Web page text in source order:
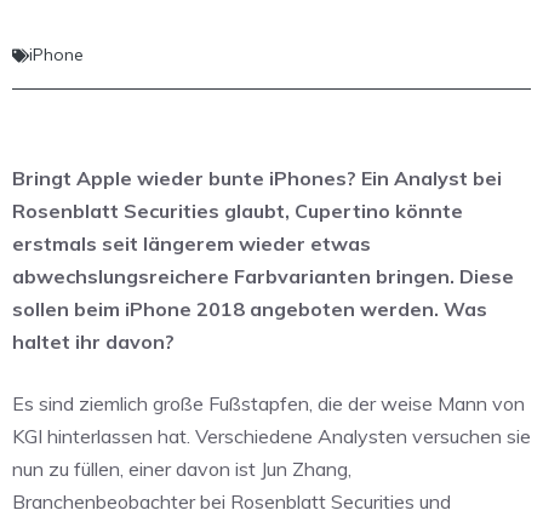
iPhone
Bringt Apple wieder bunte iPhones? Ein Analyst bei
Rosenblatt Securities glaubt, Cupertino könnte
erstmals seit längerem wieder etwas
abwechslungsreichere Farbvarianten bringen. Diese
sollen beim iPhone 2018 angeboten werden. Was
haltet ihr davon?
Es sind ziemlich große Fußstapfen, die der weise Mann von
KGI hinterlassen hat. Verschiedene Analysten versuchen sie
nun zu füllen, einer davon ist Jun Zhang,
Branchenbeobachter bei Rosenblatt Securities und